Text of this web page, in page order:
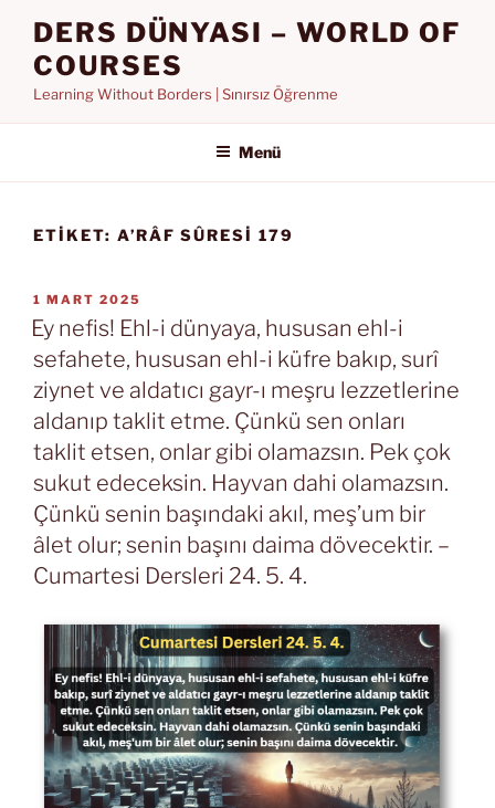
DERS DÜNYASI – WORLD OF
COURSES
Learning Without Borders | Sınırsız Öğrenme
Menü
ETIKET: A’RÂF SÛRESI 179
YAYIM
TARIHI
1 MART 2025
Ey nefis! Ehl-i dünyaya, hususan ehl-i
sefahete, hususan ehl-i küfre bakıp, surî
ziynet ve aldatıcı gayr-ı meşru lezzetlerine
aldanıp taklit etme. Çünkü sen onları
taklit etsen, onlar gibi olamazsın. Pek çok
sukut edeceksin. Hayvan dahi olamazsın.
Çünkü senin başındaki akıl, meş’um bir
âlet olur; senin başını daima dövecektir. –
Cumartesi Dersleri 24. 5. 4.